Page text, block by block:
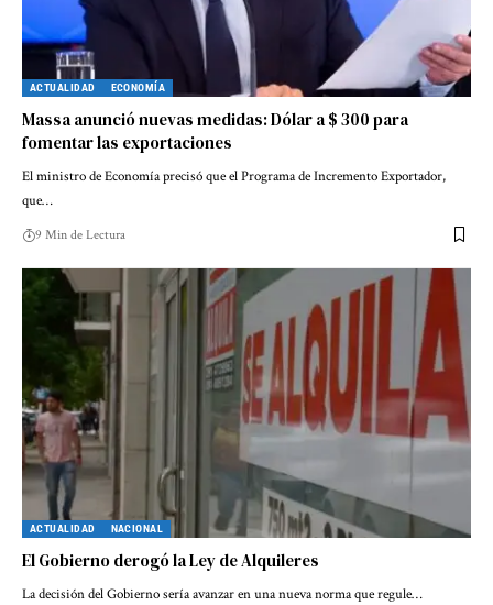
ACTUALIDAD ECONOMÍA
Massa anunció nuevas medidas: Dólar a $ 300 para
fomentar las exportaciones
El ministro de Economía precisó que el Programa de Incremento Exportador,
que…
9 Min de Lectura
ACTUALIDAD NACIONAL
El Gobierno derogó la Ley de Alquileres
La decisión del Gobierno sería avanzar en una nueva norma que regule…